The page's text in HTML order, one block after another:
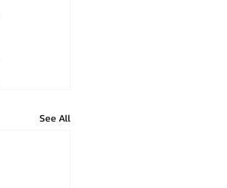
See All